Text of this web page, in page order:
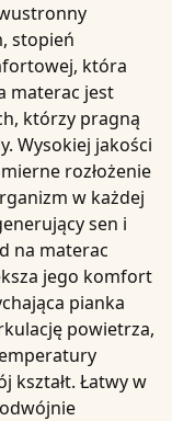
stopień
która
materac jest
którzy pragną
Wysokiej jakości
rozłożenie
w każdej
sen i
na materac
jego komfort
pianka
powietrza,
kształt. Łatwy w